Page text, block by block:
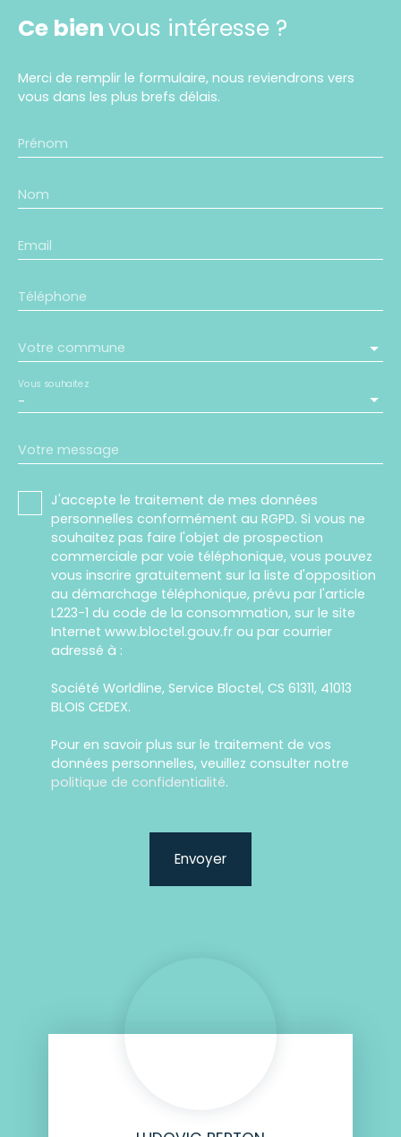
Ce bienvous intéresse ?
Merci de remplir le formulaire, nous reviendrons vers
vous dans les plus brefs délais.
Prénom
Nom
Email
Téléphone
Votre commune
-
Vous souhaitez
Votre message
J'accepte le traitement de mes données
personnelles conformément au RGPD. Si vous ne
souhaitez pas faire l'objet de prospection
commerciale par voie téléphonique, vous pouvez
vous inscrire gratuitement sur la liste d'opposition
au démarchage téléphonique, prévu par l'article
L223-1 du code de la consommation, sur le site
Internet www.bloctel.gouv.fr ou par courrier
adressé à :
Société Worldline, Service Bloctel, CS 61311, 41013
BLOIS CEDEX.
Pour en savoir plus sur le traitement de vos
données personnelles, veuillez consulter notre
politique de confidentialité.
Envoyer